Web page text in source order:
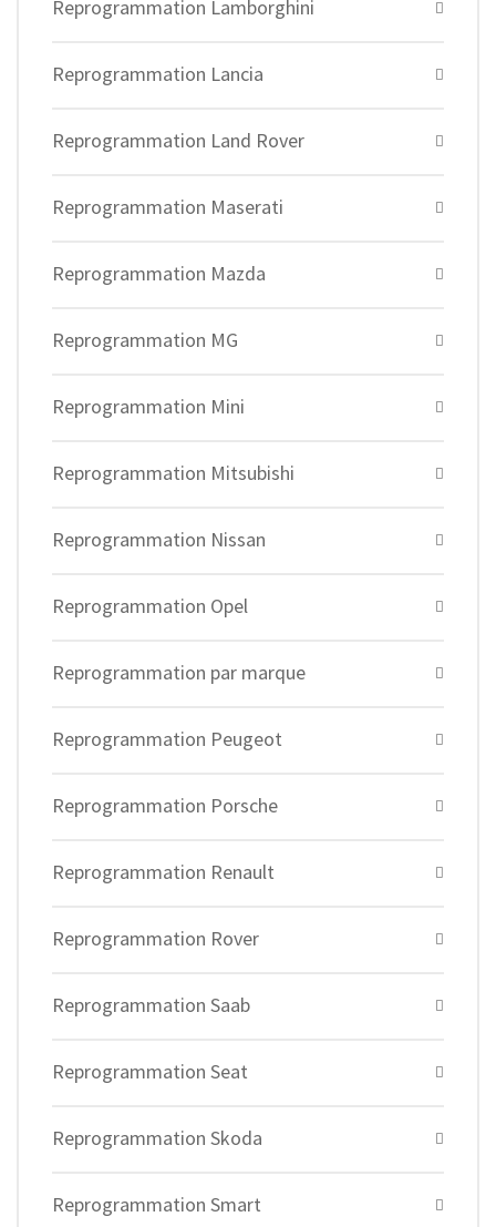
Reprogrammation Lamborghini
Reprogrammation Lancia
Reprogrammation Land Rover
Reprogrammation Maserati
Reprogrammation Mazda
Reprogrammation MG
Reprogrammation Mini
Reprogrammation Mitsubishi
Reprogrammation Nissan
Reprogrammation Opel
Reprogrammation par marque
Reprogrammation Peugeot
Reprogrammation Porsche
Reprogrammation Renault
Reprogrammation Rover
Reprogrammation Saab
Reprogrammation Seat
Reprogrammation Skoda
Reprogrammation Smart